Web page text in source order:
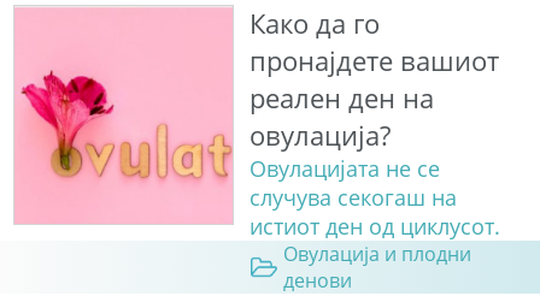
Како да го
пронајдете вашиот
реален ден на
овулација?
Овулацијата не се
случува секогаш на
истиот ден од циклусот.
Овулација и плодни
денови